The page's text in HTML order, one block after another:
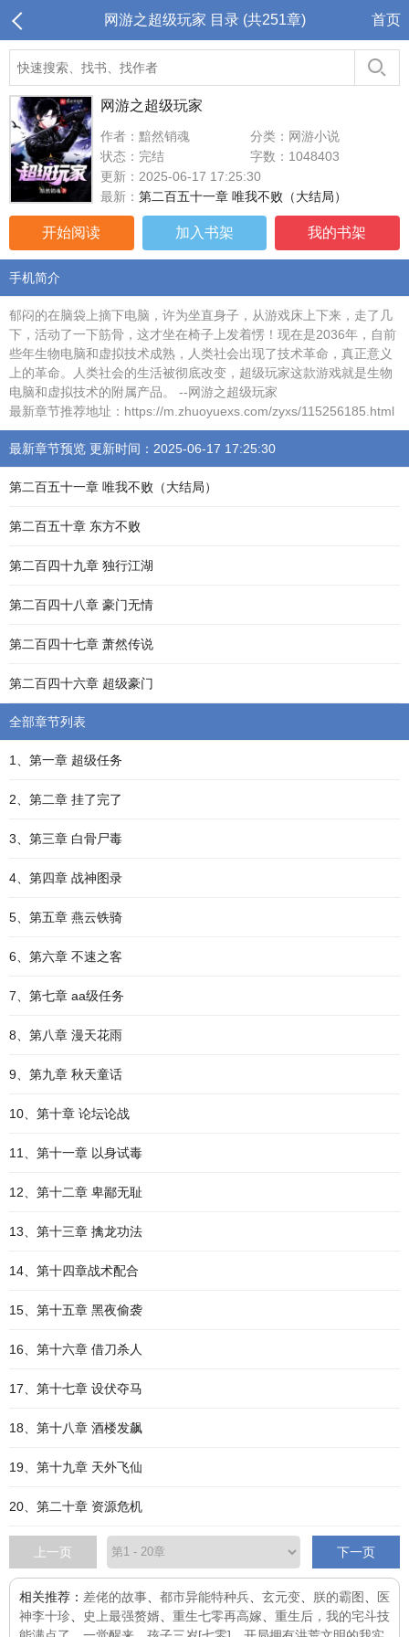
网游之超级玩家 目录 (共251章) 首页
网游之超级玩家
作者：黯然销魂
分类：网游小说
状态：完结
字数：1048403
更新：2025-06-17 17:25:30
最新： 第二百五十一章 唯我不败（大结局）
开始阅读 加入书架 我的书架
手机简介
郁闷的在脑袋上摘下电脑，许为坐直身子，从游戏床上下来，走了几
下，活动了一下筋骨，这才坐在椅子上发着愣！现在是2036年，自前
些年生物电脑和虚拟技术成熟，人类社会出现了技术革命，真正意义
上的革命。人类社会的生活被彻底改变，超级玩家这款游戏就是生物
电脑和虚拟技术的附属产品。 --网游之超级玩家
最新章节推荐地址：https://m.zhuoyuexs.com/zyxs/115256185.html
最新章节预览 更新时间：2025-06-17 17:25:30
第二百五十一章 唯我不败（大结局）
第二百五十章 东方不败
第二百四十九章 独行江湖
第二百四十八章 豪门无情
第二百四十七章 萧然传说
第二百四十六章 超级豪门
全部章节列表
1、第一章 超级任务
2、第二章 挂了完了
3、第三章 白骨尸毒
4、第四章 战神图录
5、第五章 燕云铁骑
6、第六章 不速之客
7、第七章 aa级任务
8、第八章 漫天花雨
9、第九章 秋天童话
10、第十章 论坛论战
11、第十一章 以身试毒
12、第十二章 卑鄙无耻
13、第十三章 擒龙功法
14、第十四章战术配合
15、第十五章 黑夜偷袭
16、第十六章 借刀杀人
17、第十七章 设伏夺马
18、第十八章 酒楼发飙
19、第十九章 天外飞仙
20、第二十章 资源危机
上一页 下一页
相关推荐： 差佬的故事 都市异能特种兵 玄元变 朕的霸图
医
神李十珍
史上最强赘婿 重生七零再高嫁
重生后，我的宅斗技